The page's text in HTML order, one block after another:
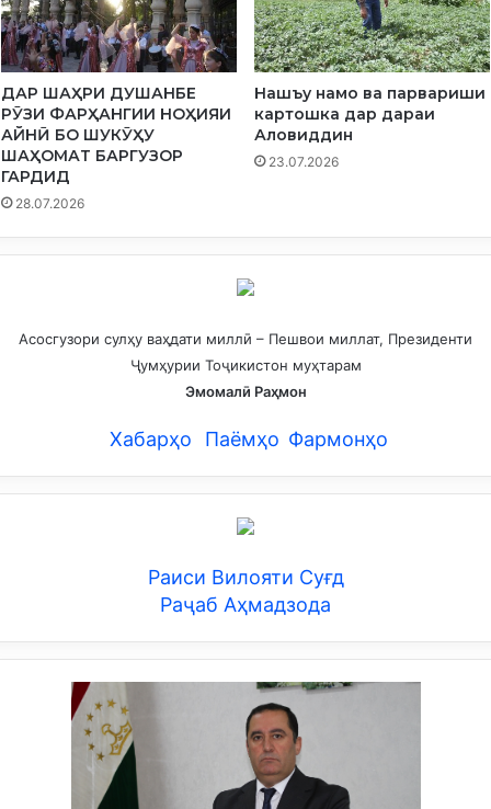
ДАР ШАҲРИ ДУШАНБЕ
РӮЗИ ФАРҲАНГИИ НОҲИЯИ
АЙНӢ БО ШУКӮҲУ
ШАҲОМАТ БАРГУЗОР
ГАРДИД
28.07.2026
Нашъу намо ва парвариши
картошка дар дараи
Аловиддин
23.07.2026
Асосгузори сулҳу ваҳдати миллӣ – Пешвои миллат, Президенти
Ҷумҳурии Тоҷикистон муҳтарам
Эмомалӣ Раҳмон
Хабарҳо Паёмҳо Фармонҳо
Раиси Вилояти Суғд
Раҷаб Аҳмадзода